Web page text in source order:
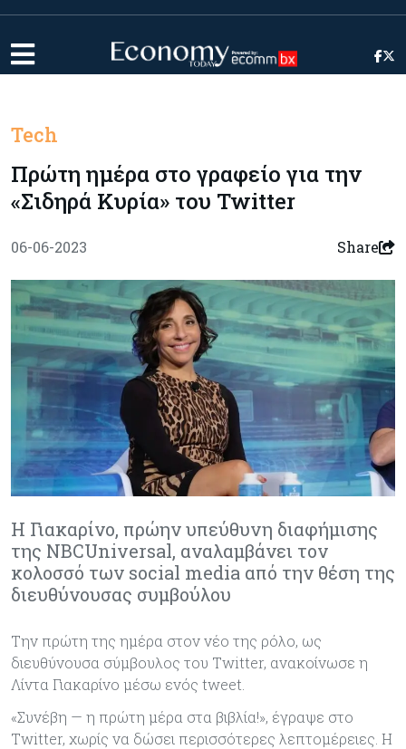
Tech
Πρώτη ημέρα στο γραφείο για την
«Σιδηρά Κυρία» του Twitter
06-06-2023 Share
H Γιακαρίνο, πρώην υπεύθυνη διαφήμισης
της NBCUniversal, αναλαμβάνει τον
κολοσσό των social media από την θέση της
διευθύνουσας συμβούλου
Tην πρώτη της ημέρα στον νέο της ρόλο, ως
διευθύνουσα σύμβουλος του Τwitter, ανακοίνωσε η
Λίντα Γιακαρίνο μέσω ενός tweet.
«Συνέβη — η πρώτη μέρα στα βιβλία!», έγραψε στο
Twitter, χωρίς να δώσει περισσότερες λεπτομέρειες. H